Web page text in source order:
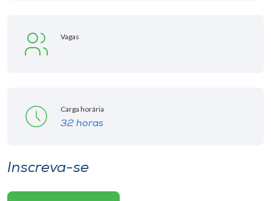
Vagas
Carga horária
32 horas
Inscreva-se